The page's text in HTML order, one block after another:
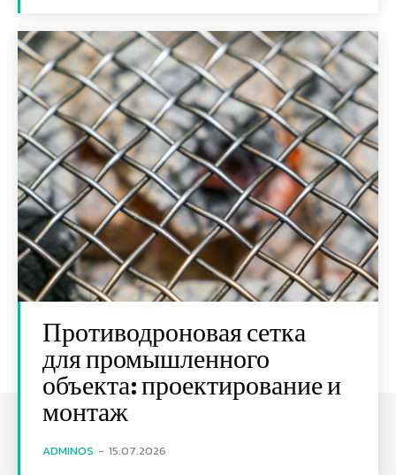
Противодроновая сетка
для промышленного
объекта: проектирование и
монтаж
ADMINOS - 15.07.2026